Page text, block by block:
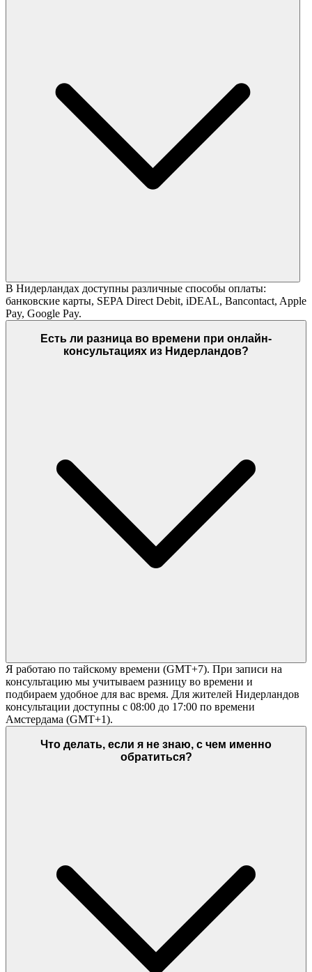
В Нидерландах доступны различные способы оплаты:
банковские карты, SEPA Direct Debit, iDEAL, Bancontact, Apple
Pay, Google Pay.
Есть ли разница во времени при онлайн-
консультациях из Нидерландов?
Я работаю по тайскому времени (GMT+7). При записи на
консультацию мы учитываем разницу во времени и
подбираем удобное для вас время. Для жителей Нидерландов
консультации доступны с 08:00 до 17:00 по времени
Амстердама (GMT+1).
Что делать, если я не знаю, с чем именно
обратиться?